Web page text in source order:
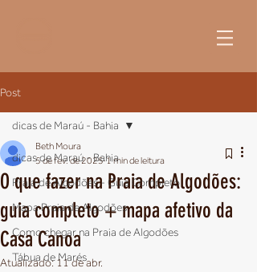
Post
dicas de Maraú - Bahia
Praia de Algodões - Guia Completo
Mapa Praia de Algodões
Como chegar na Praia de Algodões
Tábua de Marés
dicas de Maraú - Bahia
O que fazer na Praia de Algodões:
guia completo + mapa afetivo da
Casa Canoa
Beth Moura
5 de fev. de 2025 1 min de leitura
Atualizado:11 de abr.